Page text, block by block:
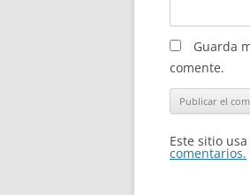
Guarda
comente.
Este sitio
comentarios.